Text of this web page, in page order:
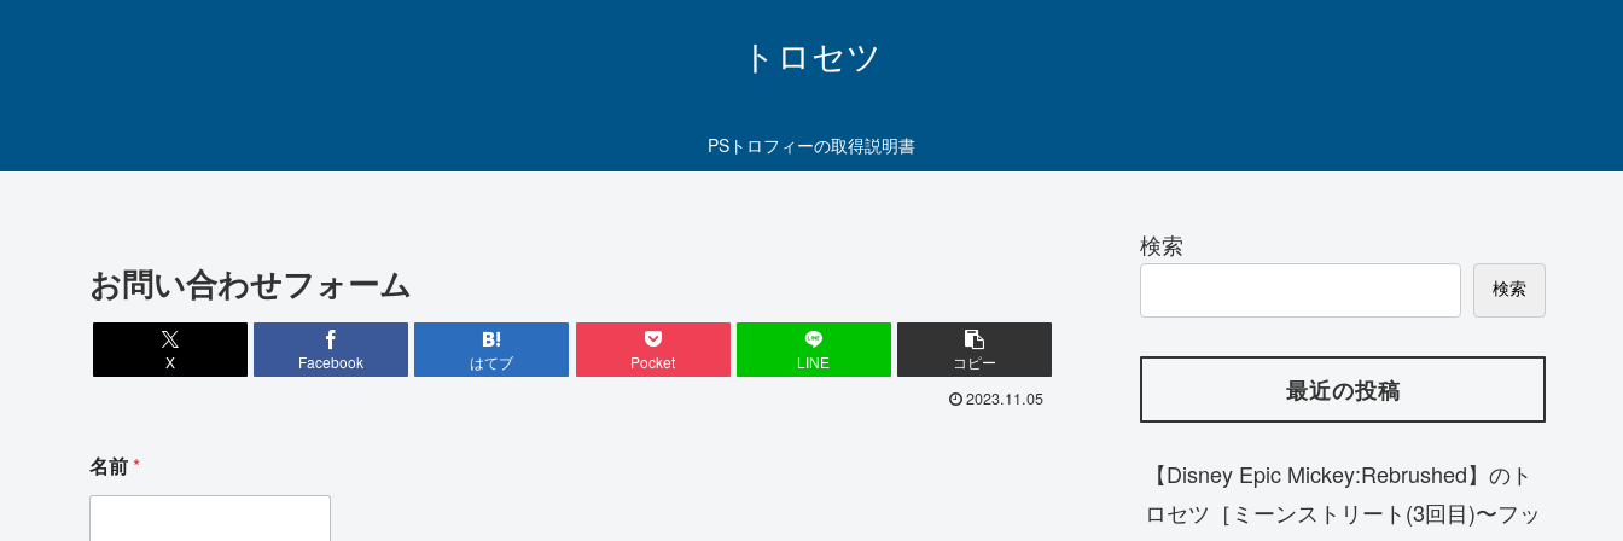
トロセツ
PSトロフィーの取得説明書
お問い合わせフォーム
X Facebook はてブ Pocket LINE コピー
2023.11.05
名前*
検索
検索
最近の投稿
【Disney Epic Mickey:Rebrushed】のト
ロセツ［ミーンストリート(3回目)〜フッ